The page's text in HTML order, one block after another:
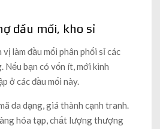
đầu mối, kho sỉ
làm đầu mối phân phối sỉ các
Nếu bạn có vốn ít, mới kinh
ở các đầu mối này.
đa dạng, giá thành cạnh tranh.
hóa tạp, chất lượng thượng